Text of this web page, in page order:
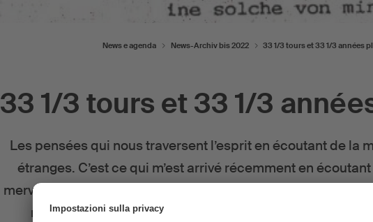
33 1/3 tours et 33 1/3
Les pensées qui nous traversent l’esprit en écoutant de la
étranges. C’est ce qui m’est arrivé récemment en
merveilleux album «Kind of Blue» de Miles Davis. Et je me
musique était à l’origine sur vinyle, c’est-à-dire sur
News e agenda News-Archiv bis 2022 33 1/3 tours et 33 1/3 années